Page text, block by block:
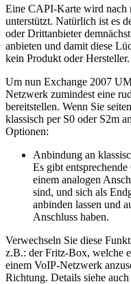
Eine CAPI-Karte wird nach
unterstützt. Natürlich ist es
oder Drittanbieter
anbieten und damit diese
kein Produkt oder Hersteller.
Um nun Exchange 2007
Netzwerk zumindest eine
bereitstellen. Wenn Sie
klassisch per S0 oder S2m
Optionen:
Anbindung an
Es gibt
einem analogen
sind, und sich als
anbinden lassen und
Anschluss haben.
Verwechseln Sie diese
z.B.: der Fritz-Box, welche
einem VoIP-Netzwerk
Richtung. Details siehe auch